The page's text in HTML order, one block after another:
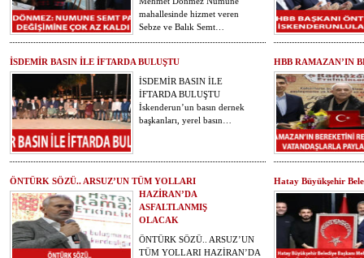
mahallesinde hizmet veren
Sebze ve Balık Semt…
İSDEMİR BASIN İLE İFTARDA BULUŞTU
İSDEMİR BASIN İLE
İFTARDA BULUŞTU
İskenderun’un basın dernek
başkanları, yerel basın…
HBB RAMAZAN’IN
ÖNTÜRK SÖZÜ.. ARSUZ’UN TÜM YOLLARI
HAZİRAN’DA
ASFALTLANMIŞ
OLACAK
ÖNTÜRK SÖZÜ.. ARSUZ’UN
TÜM YOLLARI HAZİRAN’DA
Hatay Büyükşehir